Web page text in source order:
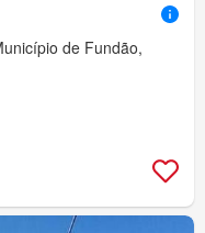
de Fundão,